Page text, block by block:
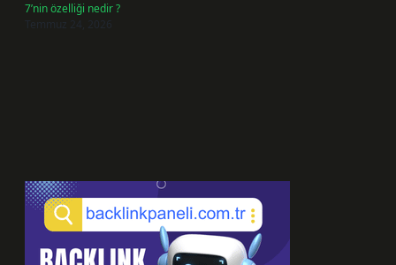
7’nin özelliği nedir ?
Temmuz 24, 2026